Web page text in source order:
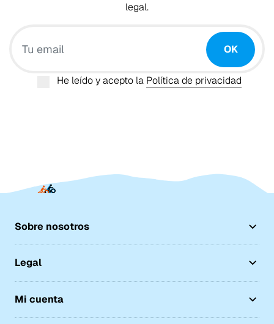
legal.
OK
He leído y acepto la Política de privacidad
Sobre nosotros
Legal
Mi cuenta